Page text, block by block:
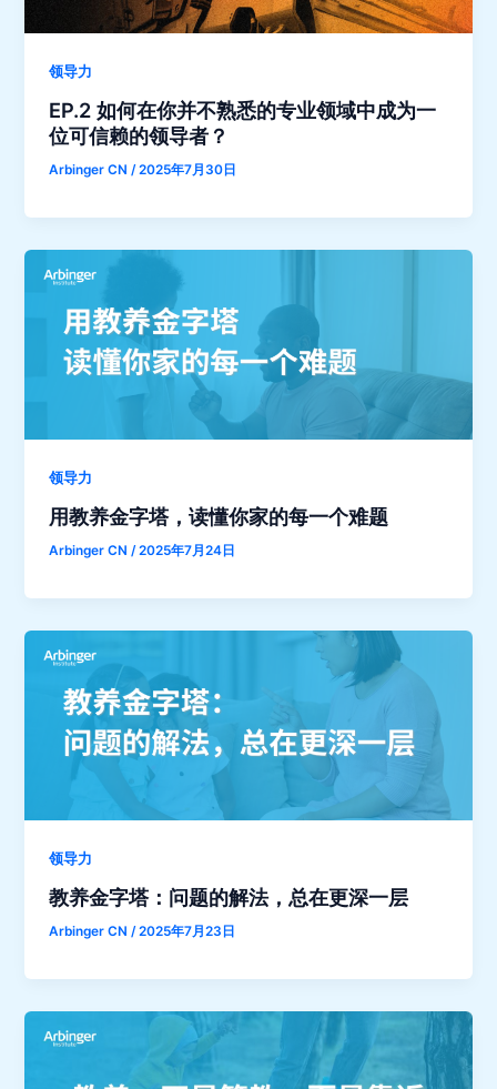
领导力
EP.2 如何在你并不熟悉的专业领域中成为一
位可信赖的领导者？
Arbinger CN/2025年7月30日
领导力
用教养金字塔，读懂你家的每一个难题
Arbinger CN/2025年7月24日
领导力
教养金字塔：问题的解法，总在更深一层
Arbinger CN/2025年7月23日